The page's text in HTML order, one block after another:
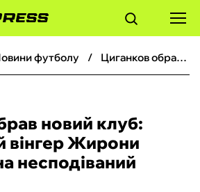
новини футболу Циганков обрав новий клуб: український вінгер Жирони погодився на несподіваний трансфер
новий клуб:
вінгер Жирони
несподіваний